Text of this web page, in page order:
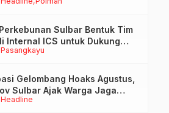
Pasangkayu
Sulbar Bentuk Tim
Internal ICS untuk Dukung
ISPO Pekebun di
Headline
Gelombang Hoaks Agustus,
Sulbar Ajak Warga Jaga
Digital